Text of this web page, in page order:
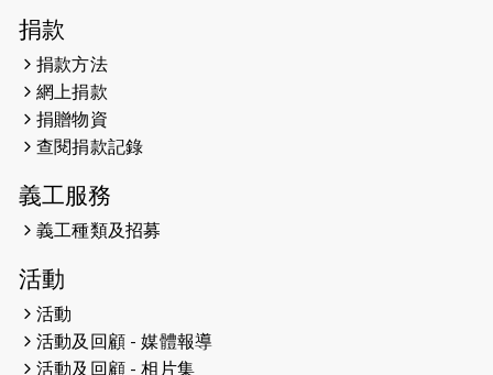
2026-04-30
2026-04-25
2026-04-24
2026-04-23
2026-04-19
2026-04-16
猛龍長跑隊恆常練習 - 4月16日
（19:00開始）
捐款
捐款方法
網上捐款
捐贈物資
查閱捐款記錄
義工服務
義工種類及招募
活動
活動
活動及回顧 - 媒體報導
活動及回顧 - 相片集